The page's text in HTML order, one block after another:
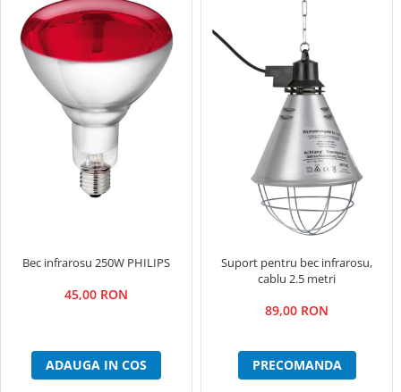
Bec infrarosu 250W PHILIPS
45,00 RON
ADAUGA IN COS
Suport pentru bec infrarosu,
cablu 2.5 metri
89,00 RON
PRECOMANDA